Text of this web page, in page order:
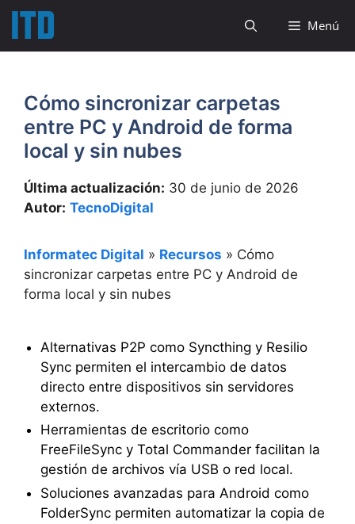
Saltar
contenido
Menú
Cómo sincronizar carpetas
entre PC y Android de forma
local y sin nubes
Última actualización: 30 de junio de 2026
Autor: TecnoDigital
Informatec Digital » Recursos » Cómo
sincronizar carpetas entre PC y Android de
forma local y sin nubes
Alternativas P2P como Syncthing y Resilio
Sync permiten el intercambio de datos
directo entre dispositivos sin servidores
externos.
Herramientas de escritorio como
FreeFileSync y Total Commander facilitan la
gestión de archivos vía USB o red local.
Soluciones avanzadas para Android como
FolderSync permiten automatizar la copia de